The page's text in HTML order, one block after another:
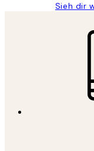
Sieh dir